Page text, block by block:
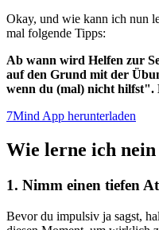
Okay, und wie kann ich nun
mal folgende Tipps:
Ab wann wird Helfen zur
auf den Grund mit der
wenn du (mal) nicht hilfst".
7Mind App herunterladen
Wie lerne ich nein
1. Nimm einen tiefen
Bevor du impulsiv ja sagst,